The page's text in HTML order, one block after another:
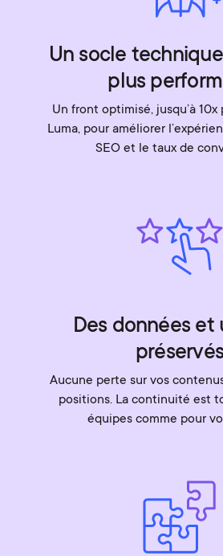
Un socle
plus
Un front optimisé, jusqu’à
Luma, pour améliorer
SEO et le taux de
Des données et
préservés
Aucune perte sur vos
positions. La continuité est
équipes comme pour